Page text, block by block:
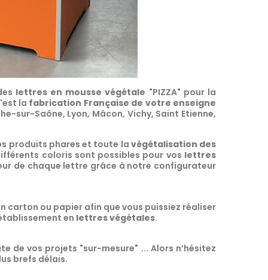
lettres en mousse végétale "PIZZA" pour la
la fabrication Française de votre enseigne
sur-Saône, Lyon, Mâcon, Vichy, Saint Etienne,
produits phares et toute la végétalisation des
coloris sont possibles pour vos lettres
de chaque lettre grâce à notre configurateur
carton ou papier afin que vous puissiez réaliser
en lettres végétales.
de vos projets "sur-mesure" ... Alors n’hésitez
brefs délais.